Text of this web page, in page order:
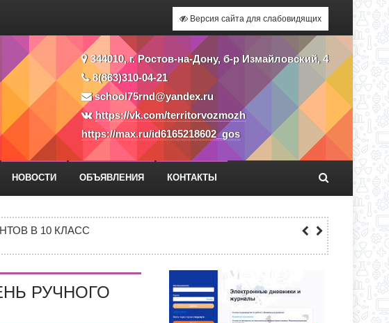
Версия сайта для слабовидящих
344010, г. Ростов-на-Дону, б-р Измайловский, 4
8(863)310-04-21
school75rnd@yandex.ru
https://vk.com/territorvozmozh
https://max.ru/id6165218602_gos
НОВОСТИ ОБЪЯВЛЕНИЯ КОНТАКТЫ
ОБЛАСТИ ДЛЯ ПРИЕМА ЗАЯВЛЕНИЙ В 1 КЛАСС
В 10 КЛАСС
АПТЕКУ?
ПОЛНОГО ДНЯ ПО АДРЕСУ: УЛ. Ю. ДУБИНИНА,
РУЧНОГО